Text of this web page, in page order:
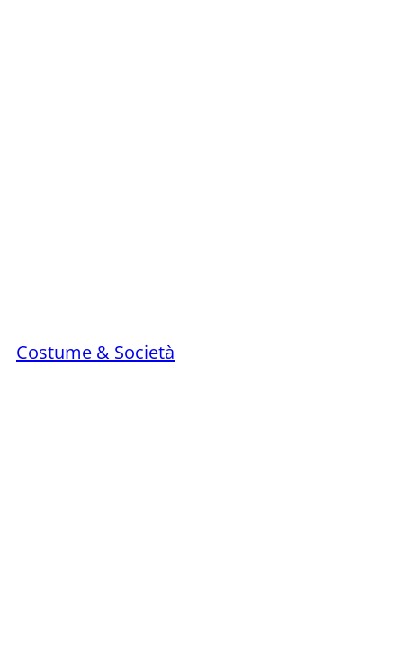
Costume & Società